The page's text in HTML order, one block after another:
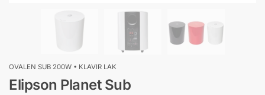
OVALEN SUB 200W • KLAVIR LAK
Elipson Planet Sub